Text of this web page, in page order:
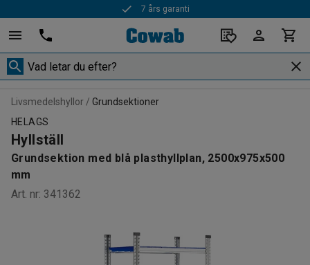
7 års garanti
Livsmedelshyllor
Grundsektioner
HELAGS
Hyllställ
Grundsektion med blå plasthyllplan, 2500x975x500
mm
Art. nr: 341362